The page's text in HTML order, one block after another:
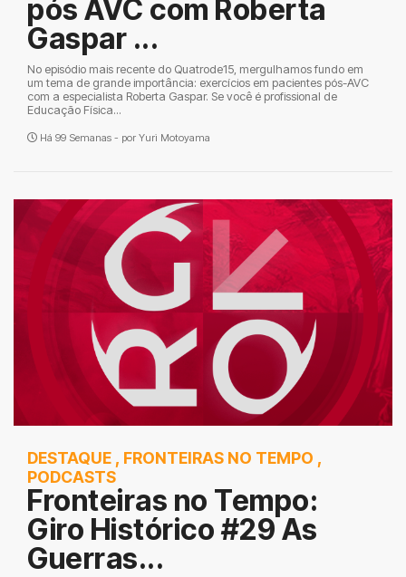
pós AVC com Roberta
Gaspar ...
No episódio mais recente do Quatrode15, mergulhamos fundo em
um tema de grande importância: exercícios em pacientes pós-AVC
com a especialista Roberta Gaspar. Se você é profissional de
Educação Física...
Há 99 Semanas - por Yuri Motoyama
DESTAQUE , FRONTEIRAS NO TEMPO ,
PODCASTS
Fronteiras no Tempo:
Giro Histórico #29 As
Guerras...